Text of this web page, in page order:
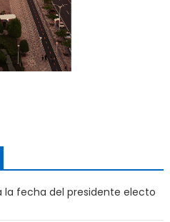
la fecha del presidente electo